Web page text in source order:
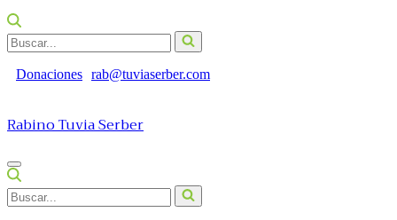
Buscar...
Donaciones rab@tuviaserber.com
Rabino Tuvia Serber
Menú
de
navegación
Buscar...